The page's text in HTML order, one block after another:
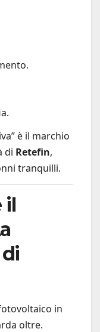
è il marchio
di Retefin,
tranquilli.
il
in
oltre.